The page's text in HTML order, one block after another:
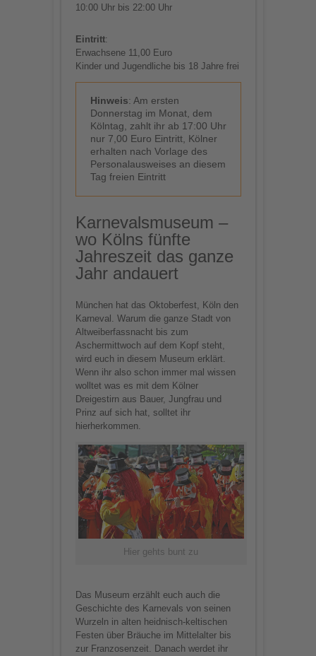
10:00 Uhr bis 22:00 Uhr
Eintritt:
Erwachsene 11,00 Euro
Kinder und Jugendliche bis 18 Jahre frei
Hinweis: Am ersten
Donnerstag im Monat, dem
Kölntag, zahlt ihr ab 17:00 Uhr
nur 7,00 Euro Eintritt, Kölner
erhalten nach Vorlage des
Personalausweises an diesem
Tag freien Eintritt
Karnevalsmuseum –
wo Kölns fünfte
Jahreszeit das ganze
Jahr andauert
München hat das Oktoberfest, Köln den
Karneval. Warum die ganze Stadt von
Altweiberfassnacht bis zum
Aschermittwoch auf dem Kopf steht,
wird euch in diesem Museum erklärt.
Wenn ihr also schon immer mal wissen
wolltet was es mit dem Kölner
Dreigestirn aus Bauer, Jungfrau und
Prinz auf sich hat, solltet ihr
hierherkommen.
Hier gehts bunt zu
Das Museum erzählt euch auch die
Geschichte des Karnevals von seinen
Wurzeln in alten heidnisch-keltischen
Festen über Bräuche im Mittelalter bis
zur Franzosenzeit. Danach werdet ihr